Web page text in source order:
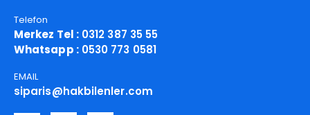
Telefon
Merkez Tel :0312 387 35 55
Whatsapp :0530 773 0581
EMAIL
siparis@hakbilenler.com